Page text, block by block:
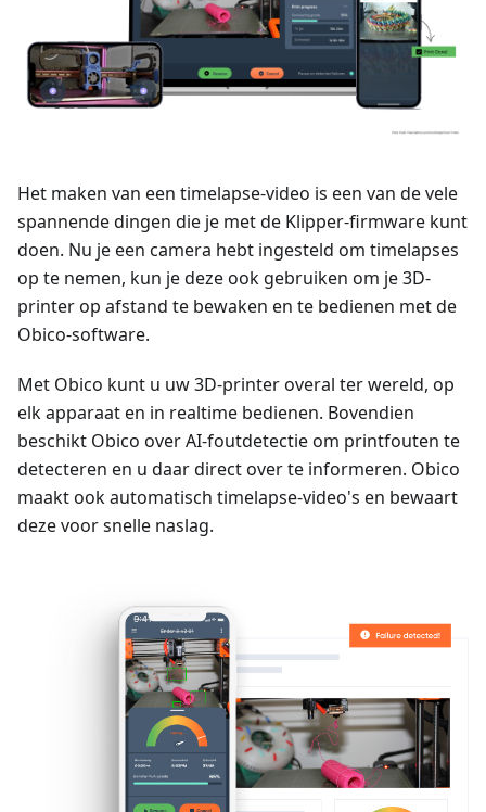
Het maken van een timelapse-video is een van de vele
spannende dingen die je met de Klipper-firmware kunt
doen. Nu je een camera hebt ingesteld om timelapses
op te nemen, kun je deze ook gebruiken om je 3D-
printer op afstand te bewaken en te bedienen met de
Obico-software.
Met Obico kunt u uw 3D-printer overal ter wereld, op
elk apparaat en in realtime bedienen. Bovendien
beschikt Obico over AI-foutdetectie om printfouten te
detecteren en u daar direct over te informeren. Obico
maakt ook automatisch timelapse-video's en bewaart
deze voor snelle naslag.